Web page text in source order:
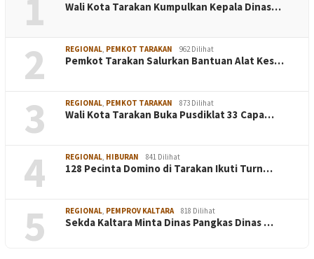
Wali Kota Tarakan Kumpulkan Kepala Dinas…
2 REGIONAL, PEMKOT TARAKAN 962 Dilihat
Pemkot Tarakan Salurkan Bantuan Alat Kes…
3 REGIONAL, PEMKOT TARAKAN 873 Dilihat
Wali Kota Tarakan Buka Pusdiklat 33 Capa…
4 REGIONAL, HIBURAN 841 Dilihat
128 Pecinta Domino di Tarakan Ikuti Turn…
5 REGIONAL, PEMPROV KALTARA 818 Dilihat
Sekda Kaltara Minta Dinas Pangkas Dinas …